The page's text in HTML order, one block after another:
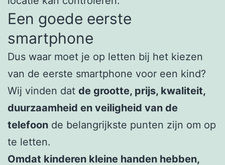
Een goede eerste
smartphone
Dus waar moet je op letten bij het kiezen
van de eerste smartphone voor een kind?
Wij vinden dat de grootte, prijs, kwaliteit,
duurzaamheid en veiligheid van de
telefoon de belangrijkste punten zijn om op
te letten.
Omdat kinderen kleine handen hebben,